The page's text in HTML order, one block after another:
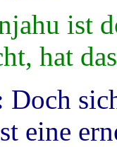
ist
hat
Doch
eine